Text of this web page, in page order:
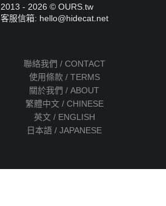
2013 - 2026 © OURS.tw
客服信箱: hello@hidecat.net
聯絡我們 / CONTACT
使用條款 / TERMS
關於我們 / ABOUT
繁體中文 / CHINESE
英文 / ENGLISH
日本語 / JAPANESE